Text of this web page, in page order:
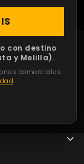
con destino
y Melilla).
comerciales.
.